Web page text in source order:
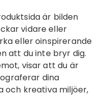
är bilden
vidare eller
eller oinspirerande
att du inte bryr dig.
visar att du är
dina
och kreativa miljöer,